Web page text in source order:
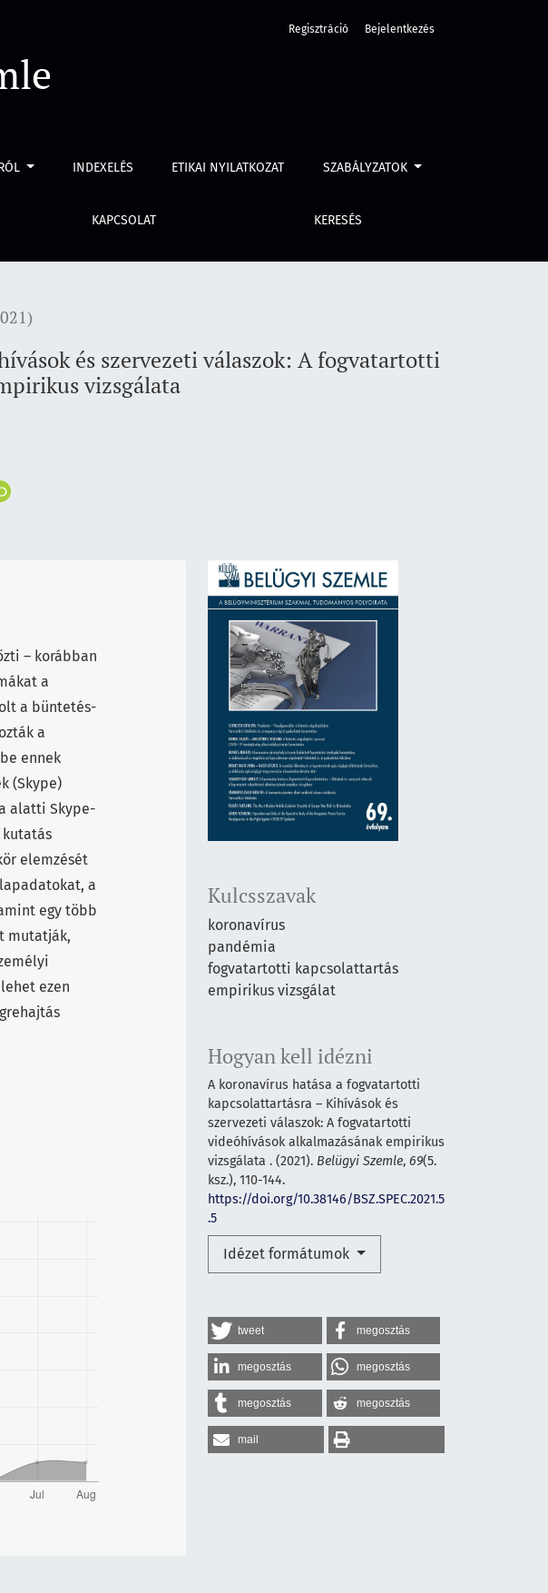
A fogvatartotti videóhívások alkalmazásának empirikus vizsgálata
INDEXELÉS ETIKAI NYILATKOZAT SZABÁLYZATOK
KAPCSOLAT KERESÉS
Regisztráció Bejelentkezés
és szervezeti válaszok: A fogvatartotti
vizsgálata
Kulcsszavak
koronavírus
pandémia
fogvatartotti kapcsolattartás
empirikus vizsgálat
Hogyan kell idézni
A koronavírus hatása a fogvatartotti
kapcsolattartásra – Kihívások és
szervezeti válaszok: A fogvatartotti
videóhívások alkalmazásának empirikus
vizsgálata . (2021). Belügyi Szemle, 69(5.
ksz.), 110-144.
https://doi.org/10.38146/BSZ.SPEC.2021.5
.5
Idézet formátumok
tweet megosztás
megosztás megosztás
megosztás megosztás
mail
– korábban
a
a büntetés-
a
ennek
(Skype)
alatti Skype-
elemzését
a
egy több
mutatják,
ezen